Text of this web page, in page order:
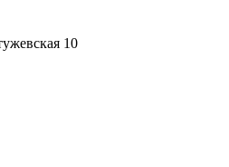
10